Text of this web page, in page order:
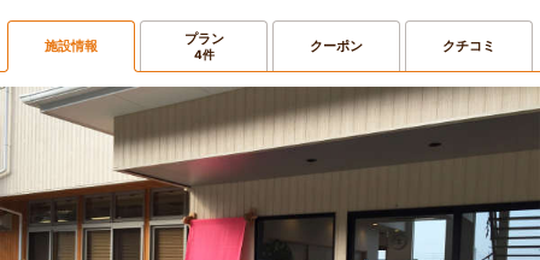
施設情報 プラン
4件 クーポン クチコミ